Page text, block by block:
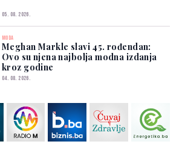
05. 08. 2026.
MODA
Meghan Markle slavi 45. rođendan:
Ovo su njena najbolja modna izdanja
kroz godine
04. 08. 2026.